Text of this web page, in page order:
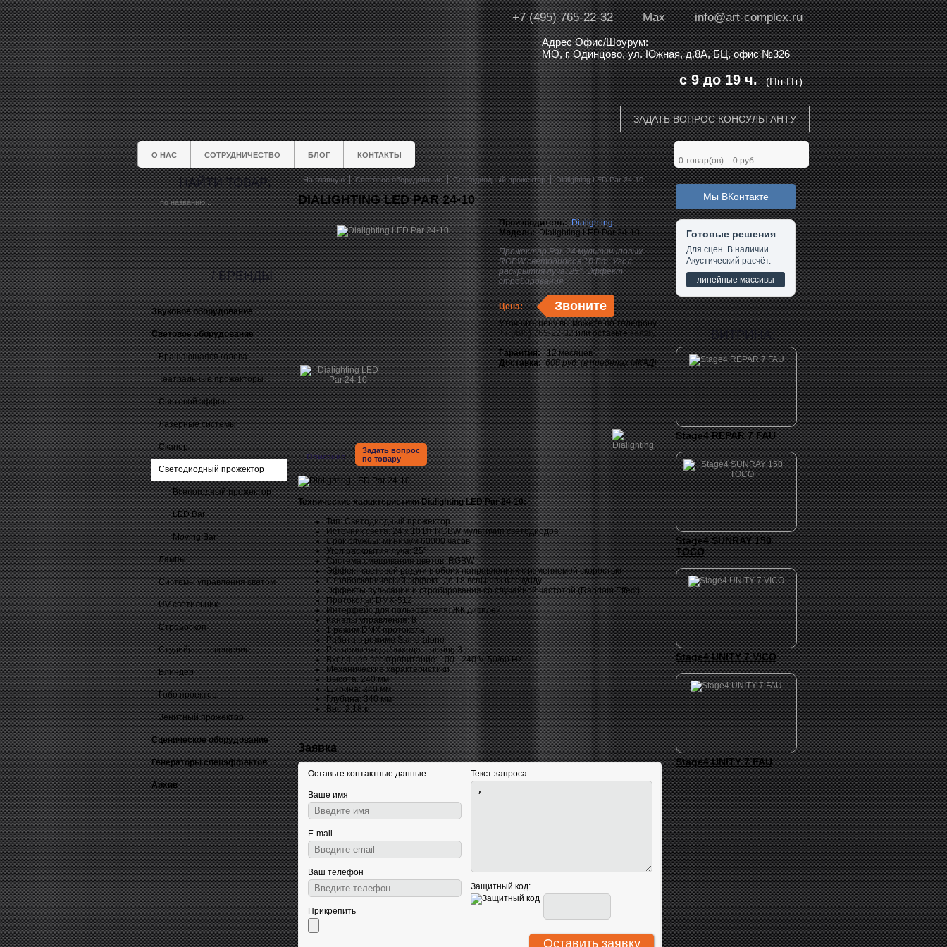
info@art-complex.ru
Max
+7 (495) 765-22-32
Адрес Офис/Шоурум:
МО, г. Одинцово, ул. Южная, д.8А, БЦ, офис №326
(Пн-Пт)
с 9 до 19 ч.
ЗАДАТЬ ВОПРОС КОНСУЛЬТАНТУ
О НАС СОТРУДНИЧЕСТВО БЛОГ КОНТАКТЫ
0 товар(ов): - 0 руб.
НАЙТИ ТОВАР:
Звуковое оборудование
Световое оборудование
Вращающаяся голова
Театральные прожекторы
Световой эффект
Лазерные системы
Сканер
Светодиодный прожектор
Всепогодный прожектор
LED Bar
Moving Bar
Лампы
Системы управления светом
UV светильник
Стробоскоп
Студийное освещение
Блиндер
Гобо проектор
Зенитный прожектор
Сценическое оборудование
Генераторы спецэффектов
Архив
/ БРЕНДЫ
На главную Световое оборудование Светодиодный прожектор Dialighting LED Par 24-10
DIALIGHTING LED PAR 24-10
Производитель: Dialighting
Модель:Dialighting LED Par 24-10
Прожектор Par, 24 мультичиповых
RGBW светодиодов 10 Вт. Угол
раскрытия луча: 25°. Эффект
стробирования.
Цена: Звоните
Уточнить цену вы можете по телефону
+7 (495) 765-22-32или оставьтезаявку
Гарантия:12 месяцев
Доставка: 600 руб. (в пределах МКАД)
Описание
Задать вопрос
по товару
Технические характеристики Dialighting LED Par 24-10:
Тип: Светодиодный прожектор
Источник света: 24 x 10 Вт RGBW мультичип светодиодов
Срок службы: минимум 60000 часов
Угол раскрытия луча: 25°
Система смешивания цветов: RGBW
Эффект световой радуги в обоих направлениях с изменяемой скоростью
Стробоскопический эффект: до 18 вспышек в секунду
Эффекты пульсации и стробирования со случайной частотой (Random Effect)
Протоколы: DMX-512
Интерфейс для пользователя: ЖК дисплей
Каналы управления: 8
1 режим DMX протокола
Работа в режиме Stand-alone
Разъемы входа/выхода: Locking 3-pin
Входящее электропитание: 100 –240 V, 50/60 Hz
Механические характеристики
Высота: 240 мм
Ширина: 240 мм
Глубина: 340 мм
Вес: 2,18 кг
Заявка
Оставьте контактные данные
Ваше имя
E-mail
Ваш телефон
Прикрепить
Текст запроса
Защитный код:
Мы ВКонтакте
Готовые решения
Для сцен. В наличии.
Акустический расчёт.
линейные массивы
ВИТРИНА:
Stage4 REPAR 7 FAU
Stage4 SUNRAY 150
TOCO
Stage4 UNITY 7 VICO
Stage4 UNITY 7 FAU